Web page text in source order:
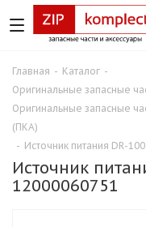
Главная - Каталог -
Оригинальные запасные
Оригинальные запасные
(ПКА)
- Источник питания DR-
Источник
12000060751